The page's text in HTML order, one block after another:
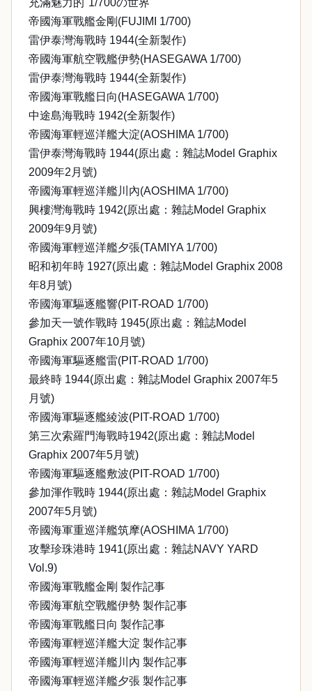
充滿魅力的"1/700の世界"
帝國海軍戰艦金剛(FUJIMI 1/700)
雷伊泰灣海戰時 1944(全新製作)
帝國海軍航空戰艦伊勢(HASEGAWA 1/700)
雷伊泰灣海戰時 1944(全新製作)
帝國海軍戰艦日向(HASEGAWA 1/700)
中途島海戰時 1942(全新製作)
帝國海軍輕巡洋艦大淀(AOSHIMA 1/700)
雷伊泰灣海戰時 1944(原出處：雜誌Model Graphix
2009年2月號)
帝國海軍輕巡洋艦川內(AOSHIMA 1/700)
興樓灣海戰時 1942(原出處：雜誌Model Graphix
2009年9月號)
帝國海軍輕巡洋艦夕張(TAMIYA 1/700)
昭和初年時 1927(原出處：雜誌Model Graphix 2008
年8月號)
帝國海軍驅逐艦響(PIT-ROAD 1/700)
參加天一號作戰時 1945(原出處：雜誌Model
Graphix 2007年10月號)
帝國海軍驅逐艦雷(PIT-ROAD 1/700)
最終時 1944(原出處：雜誌Model Graphix 2007年5
月號)
帝國海軍驅逐艦綾波(PIT-ROAD 1/700)
第三次索羅門海戰時1942(原出處：雜誌Model
Graphix 2007年5月號)
帝國海軍驅逐艦敷波(PIT-ROAD 1/700)
參加渾作戰時 1944(原出處：雜誌Model Graphix
2007年5月號)
帝國海軍重巡洋艦筑摩(AOSHIMA 1/700)
攻擊珍珠港時 1941(原出處：雜誌NAVY YARD
Vol.9)
帝國海軍戰艦金剛 製作記事
帝國海軍航空戰艦伊勢 製作記事
帝國海軍戰艦日向 製作記事
帝國海軍輕巡洋艦大淀 製作記事
帝國海軍輕巡洋艦川內 製作記事
帝國海軍輕巡洋艦夕張 製作記事